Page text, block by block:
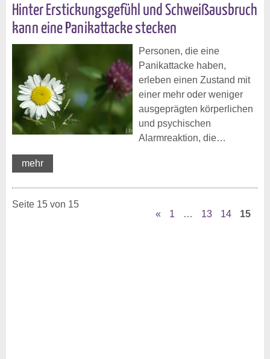
Hinter Erstickungsgefühl und Schweißausbruch
kann eine Panikattacke stecken
Personen, die eine
Panikattacke haben,
erleben einen Zustand mit
einer mehr oder weniger
ausgeprägten körperlichen
und psychischen
Alarmreaktion, die…
mehr
Seite 15 von 15
«
1 … 13 14 15